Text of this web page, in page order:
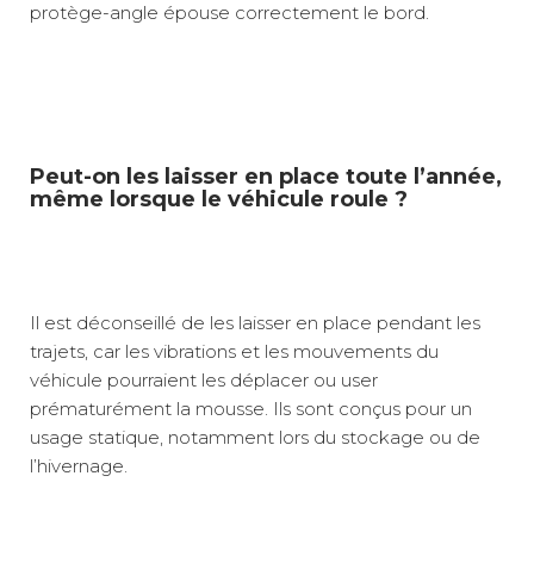
protège-angle épouse correctement le bord.
Peut-on les laisser en place toute l’année,
même lorsque le véhicule roule ?
Il est déconseillé de les laisser en place pendant les
trajets, car les vibrations et les mouvements du
véhicule pourraient les déplacer ou user
prématurément la mousse. Ils sont conçus pour un
usage statique, notamment lors du stockage ou de
l’hivernage.